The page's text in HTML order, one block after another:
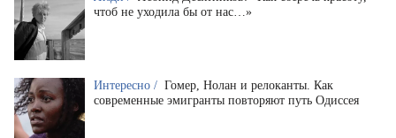
чтоб не уходила бы от нас…»
Интересно / Гомер, Нолан и релоканты. Как
современные эмигранты повторяют путь Одиссея